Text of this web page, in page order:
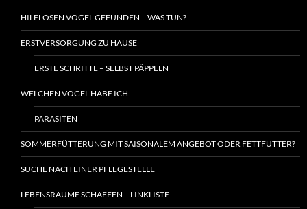
HILFLOSEN VOGEL GEFUNDEN – WAS TUN?
ERSTVERSORGUNG ZU HAUSE
ERSTE SCHRITTE – SELBST PÄPPELN
WELCHEN VOGEL HABE ICH
PARASITEN
SOMMERFÜTTERUNG MIT SAISONALEM ANGEBOT ODER FETTFUTTER?
SUCHE NACH EINER PFLEGESTELLE
LEBENSRÄUME SCHAFFEN – LINKLISTE